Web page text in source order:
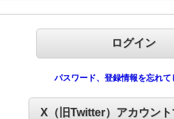
パスワード、登録情報を忘れて
X（旧Twitter）アカウン